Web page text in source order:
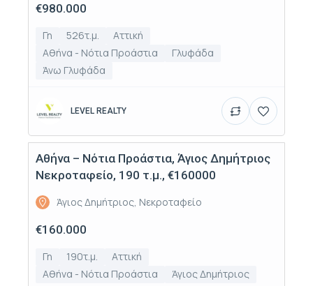
€980.000
Γη 526τ.μ.
Αττική
Αθήνα - Νότια Προάστια
Γλυφάδα
Άνω Γλυφάδα
LEVEL REALTY
Πώληση
Αθήνα – Νότια Προάστια, Άγιος Δημήτριος
Νεκροταφείο, 190 τ.μ., €160000
Άγιος Δημήτριος, Νεκροταφείο
€160.000
Γη 190τ.μ.
Αττική
Αθήνα - Νότια Προάστια
Άγιος Δημήτριος